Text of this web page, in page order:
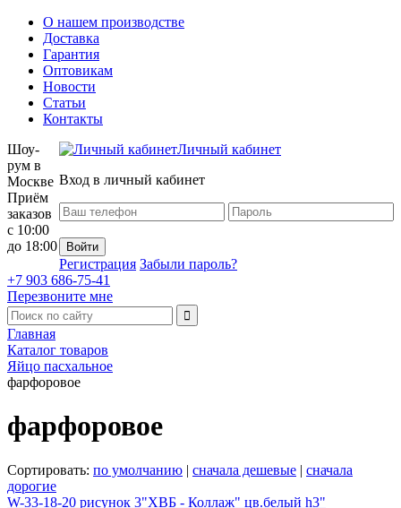
О нашем производстве
Доставка
Гарантия
Оптовикам
Новости
Статьи
Контакты
Личный кабинет
Вход в личный кабинет
Регистрация Забыли пароль?
Шоу-
рум в
Москве
Приём
заказов
с 10:00
до 18:00
+7 903 686-75-41
Перезвоните мне
Главная
Каталог товаров
Яйцо пасхальное
фарфоровое
фарфоровое
Сортировать: по умолчанию | сначала дешевые | сначала
дорогие
W-33-18-20 рисунок 3"ХВБ - Коллаж" цв.белый h3"